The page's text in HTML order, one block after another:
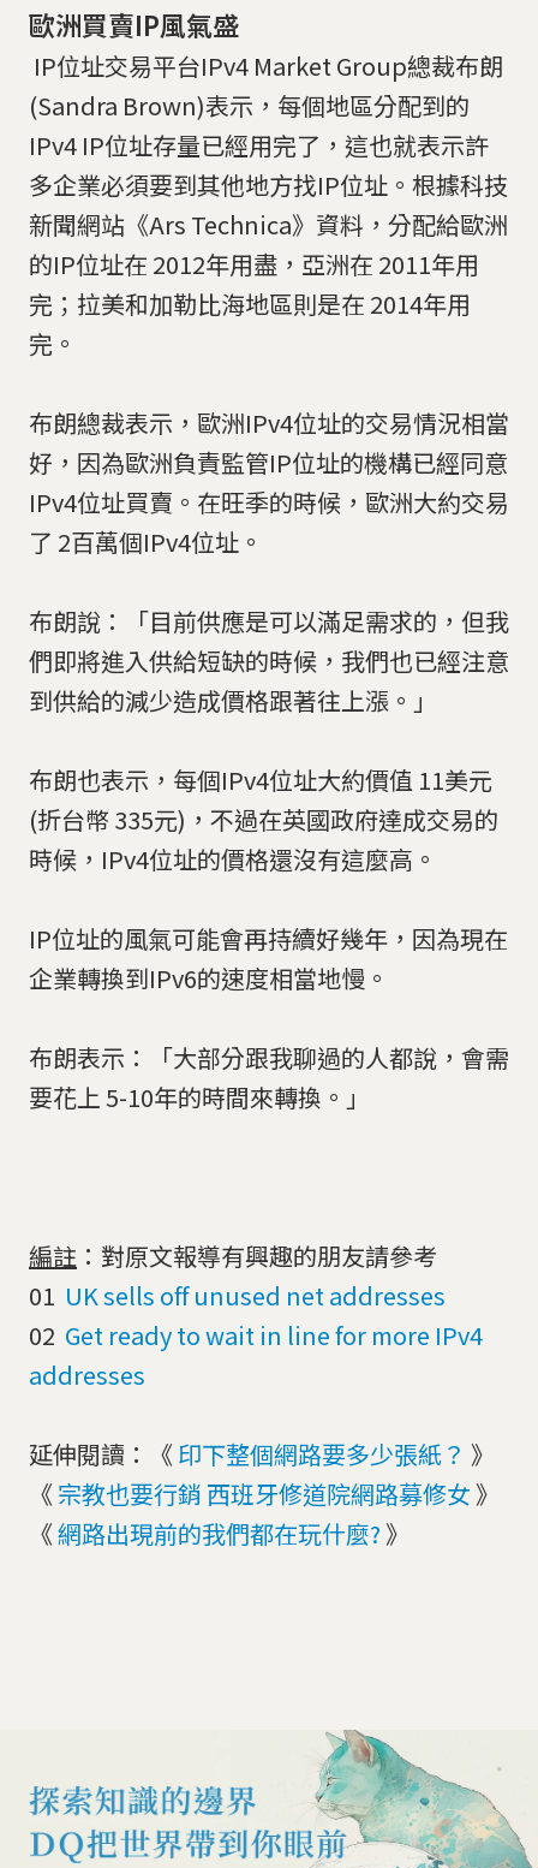
歐洲買賣IP風氣盛
IP位址交易平台IPv4 Market Group總裁布朗
(Sandra Brown)表示，每個地區分配到的
IPv4 IP位址存量已經用完了，這也就表示許
多企業必須要到其他地方找IP位址。根據科技
新聞網站《Ars Technica》資料，分配給歐洲
的IP位址在 2012年用盡，亞洲在 2011年用
完；拉美和加勒比海地區則是在 2014年用
完。
布朗總裁表示，歐洲IPv4位址的交易情況相當
好，因為歐洲負責監管IP位址的機構已經同意
IPv4位址買賣。在旺季的時候，歐洲大約交易
了 2百萬個IPv4位址。
布朗說：「目前供應是可以滿足需求的，但我
們即將進入供給短缺的時候，我們也已經注意
到供給的減少造成價格跟著往上漲。」
布朗也表示，每個IPv4位址大約價值 11美元
(折台幣 335元)，不過在英國政府達成交易的
時候，IPv4位址的價格還沒有這麼高。
IP位址的風氣可能會再持續好幾年，因為現在
企業轉換到IPv6的速度相當地慢。
布朗表示：「大部分跟我聊過的人都說，會需
要花上 5-10年的時間來轉換。」
編註 ：對原文報導有興趣的朋友請參考
01 UK sells off unused net addresses
02 Get ready to wait in line for more IPv4
addresses
延伸閱讀：《 印下整個網路要多少張紙？ 》
《 宗教也要行銷 西班牙修道院網路募修女 》
《網路出現前的我們都在玩什麼? 》